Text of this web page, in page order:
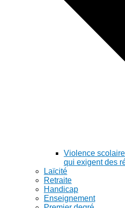
Violence
qui exigent des
Laïcité
Retraite
Handicap
Enseignement